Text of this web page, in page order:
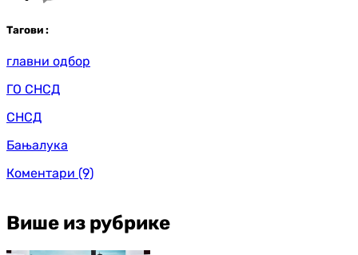
Тагови :
главни одбор
ГО СНСД
СНСД
Бањалука
Коментари (9)
Више из рубрике